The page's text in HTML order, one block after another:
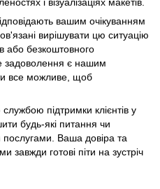
вашим очікуванням
вирішувати цю ситуацію
або безкоштовного
задоволення є нашим
все можливе, щоб
підтримки клієнтів у
будь-які питання чи
Ваша довіра та
завжди готові піти на зустріч